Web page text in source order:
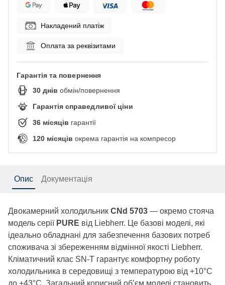
Накладений платіж
Оплата за реквізитами
Гарантія та повернення
30 днів обмін/повернення
Гарантія справедливої ціни
36 місяців гарантії
120 місяців окрема гарантія на компресор
Опис Документація
Двокамерний холодильник CNd 5703 — окремо стояча
модель серії PURE від Liebherr. Це базові моделі, які
ідеально обладнані для забезпечення базових потреб
споживача зі збереженням відмінної якості Liebherr.
Кліматичний клас SN-T гарантує комфортну роботу
холодильника в середовищі з температурою від +10°C
до +43°C. Загальний корисний об’єм моделі становить